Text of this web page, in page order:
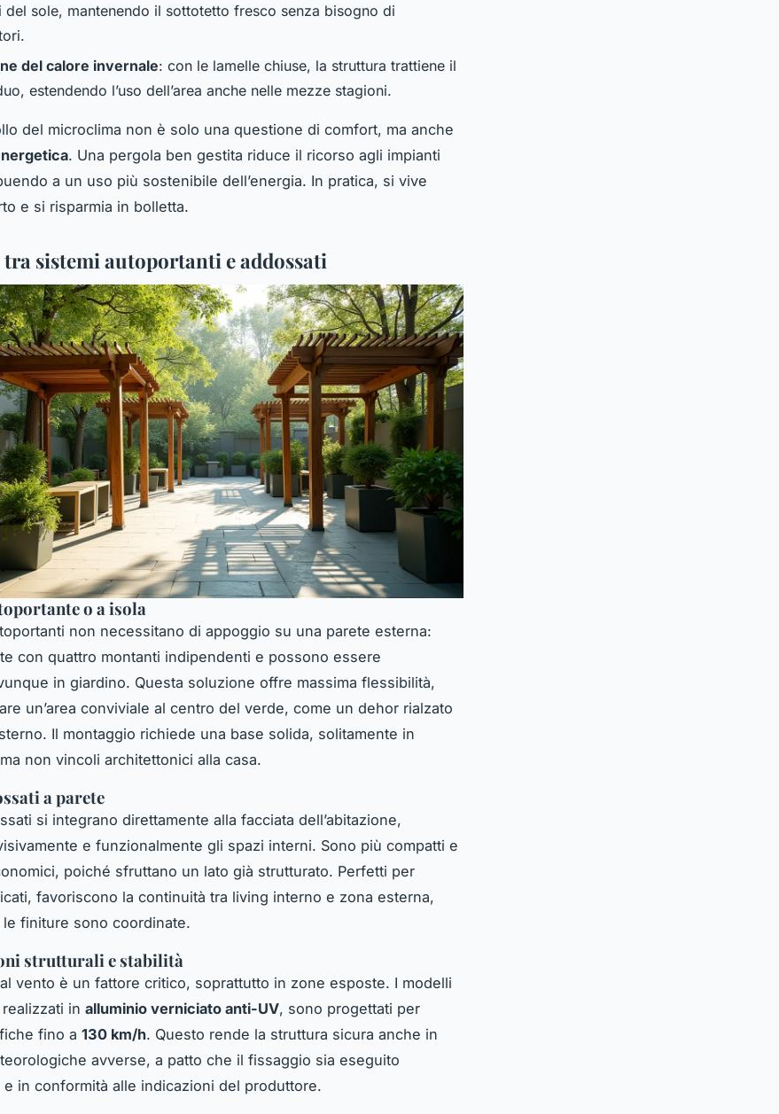
del sole, mantenendo il sottotetto fresco senza bisogno di
del calore invernale: con le lamelle chiuse, la struttura trattiene il
estendendo l’uso dell’area anche nelle mezze stagioni.
del microclima non è solo una questione di comfort, ma anche
. Una pergola ben gestita riduce il ricorso agli impianti
a un uso più sostenibile dell’energia. In pratica, si vive
e si risparmia in bolletta.
sistemi autoportanti e addossati
o a isola
non necessitano di appoggio su una parete esterna:
con quattro montanti indipendenti e possono essere
in giardino. Questa soluzione offre massima flessibilità,
un’area conviviale al centro del verde, come un dehor rialzato
Il montaggio richiede una base solida, solitamente in
non vincoli architettonici alla casa.
a parete
si integrano direttamente alla facciata dell’abitazione,
e funzionalmente gli spazi interni. Sono più compatti e
poiché sfruttano un lato già strutturato. Perfetti per
favoriscono la continuità tra living interno e zona esterna,
finiture sono coordinate.
strutturali e stabilità
vento è un fattore critico, soprattutto in zone esposte. I modelli
in alluminio verniciato anti-UV, sono progettati per
fino a 130 km/h. Questo rende la struttura sicura anche in
avverse, a patto che il fissaggio sia eseguito
in conformità alle indicazioni del produttore.